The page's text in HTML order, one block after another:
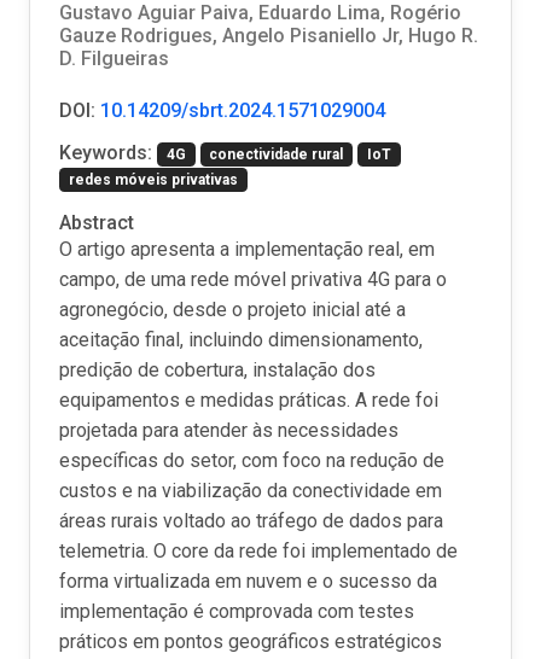
Gustavo Aguiar Paiva, Eduardo Lima, Rogério
Gauze Rodrigues, Angelo Pisaniello Jr, Hugo R.
D. Filgueiras
DOI: 10.14209/sbrt.2024.1571029004
Keywords:
4G conectividade rural
IoT
redes móveis privativas
Abstract
O artigo apresenta a implementação real, em
campo, de uma rede móvel privativa 4G para o
agronegócio, desde o projeto inicial até a
aceitação final, incluindo dimensionamento,
predição de cobertura, instalação dos
equipamentos e medidas práticas. A rede foi
projetada para atender às necessidades
específicas do setor, com foco na redução de
custos e na viabilização da conectividade em
áreas rurais voltado ao tráfego de dados para
telemetria. O core da rede foi implementado de
forma virtualizada em nuvem e o sucesso da
implementação é comprovada com testes
práticos em pontos geográficos estratégicos